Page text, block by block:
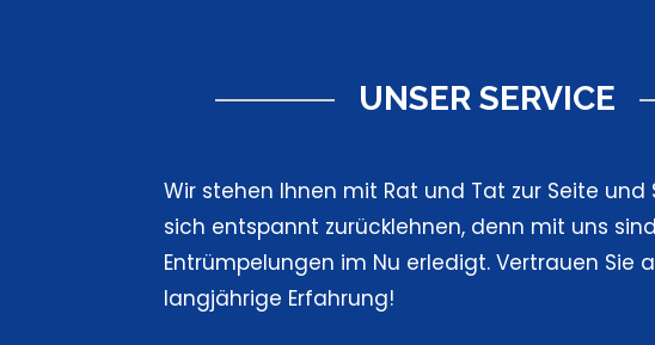
UNSER SERVICE
Wir stehen Ihnen mit Rat und Tat zur Seite und
sich entspannt zurücklehnen, denn mit uns sind
Entrümpelungen im Nu erledigt. Vertrauen Sie
langjährige Erfahrung!